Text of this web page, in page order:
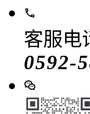
客服电
0592-